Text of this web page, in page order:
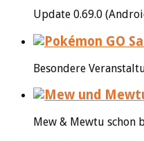
Update 0.69.0
Besondere
Mew & Mewtu schon